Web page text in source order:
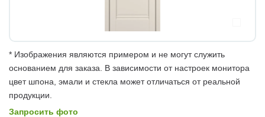
* Изображения являются примером и не могут служить
основанием для заказа. В зависимости от настроек монитора
цвет шпона, эмали и стекла может отличаться от реальной
продукции.
Запросить фото